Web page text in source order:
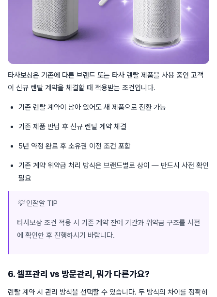
타사보상은 기존에 다른 브랜드 또는 타사 렌탈 제품을 사용 중인 고객
이 신규 렌탈 계약을 체결할 때 적용받는 조건입니다.
기존 렌탈 계약이 남아 있어도 새 제품으로 전환 가능
기존 제품 반납 후 신규 렌탈 계약 체결
5년 약정 완료 후 소유권 이전 조건 포함
기존 계약 위약금 처리 방식은 브랜드별로 상이 — 반드시 사전 확인
필요
💡 인잘알 TIP
타사보상 조건 적용 시 기존 계약 잔여 기간과 위약금 구조를 사전
에 확인한 후 진행하시기 바랍니다.
6. 셀프관리 vs 방문관리, 뭐가 다른가요?
렌탈 계약 시 관리 방식을 선택할 수 있습니다. 두 방식의 차이를 정확히